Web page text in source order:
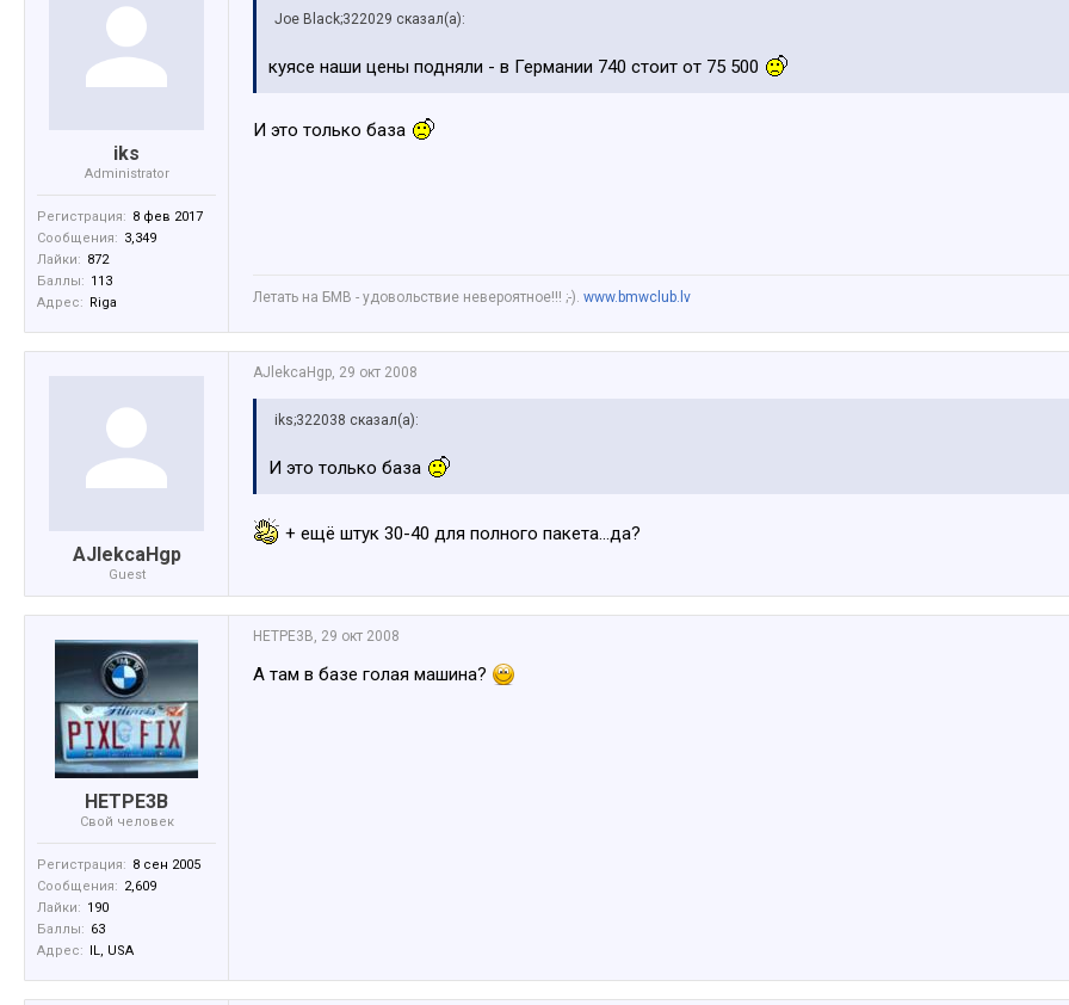
iks
Administrator
Регистрация: 8 фев 2017
Сообщения: 3,349
Лайки: 872
Баллы: 113
Адрес: Riga
Joe Black;322029 сказал(а):
куясе наши цены подняли - в Германии 740 стоит от 75 500
И это только база
Летать на БМВ - удовольствие невероятное!!! ;-). www.bmwclub.lv
AJlekcaHgp
Guest
AJlekcaHgp, 29 окт 2008
iks;322038 сказал(а):
И это только база
+ ещё штук 30-40 для полного пакета...да?
HETPE3B
Свой человек
Регистрация: 8 сен 2005
Сообщения: 2,609
Лайки: 190
Баллы: 63
Адрес: IL, USA
HETPE3B, 29 окт 2008
А там в базе голая машина?